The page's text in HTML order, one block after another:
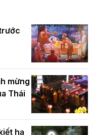
–
TP.
TƯ tổ chức Khóa tu
ngày (Sáng
của Phật giáo
mừng
Thái
hạ